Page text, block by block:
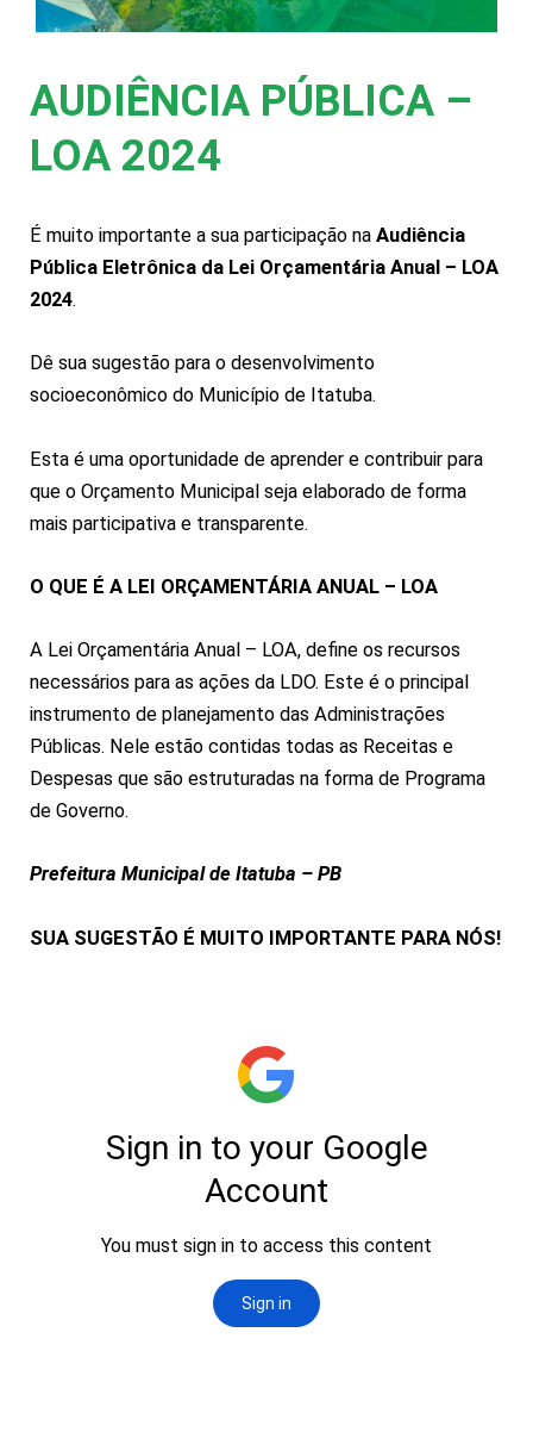
AUDIÊNCIA PÚBLICA –
LOA 2024
É muito importante a sua participação na Audiência
Pública Eletrônica da Lei Orçamentária Anual – LOA
2024.
Dê sua sugestão para o desenvolvimento
socioeconômico do Município de Itatuba.
Esta é uma oportunidade de aprender e contribuir para
que o Orçamento Municipal seja elaborado de forma
mais participativa e transparente.
O QUE É A LEI ORÇAMENTÁRIA ANUAL – LOA
A Lei Orçamentária Anual – LOA, define os recursos
necessários para as ações da LDO. Este é o principal
instrumento de planejamento das Administrações
Públicas. Nele estão contidas todas as Receitas e
Despesas que são estruturadas na forma de Programa
de Governo.
Prefeitura Municipal de Itatuba – PB
SUA SUGESTÃO É MUITO IMPORTANTE PARA NÓS!